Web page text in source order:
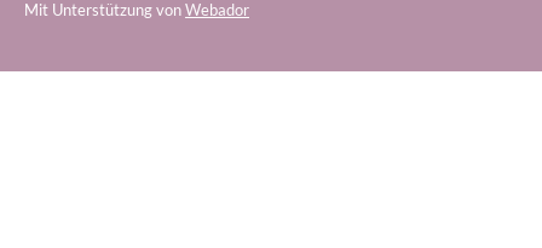
Mit Unterstützung von Webador